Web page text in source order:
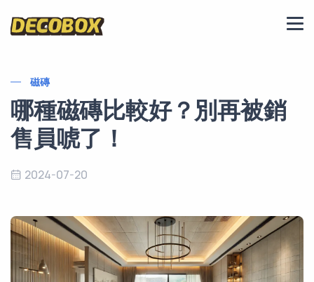
磁磚
哪種磁磚比較好？別再被銷
售員唬了！
2024-07-20